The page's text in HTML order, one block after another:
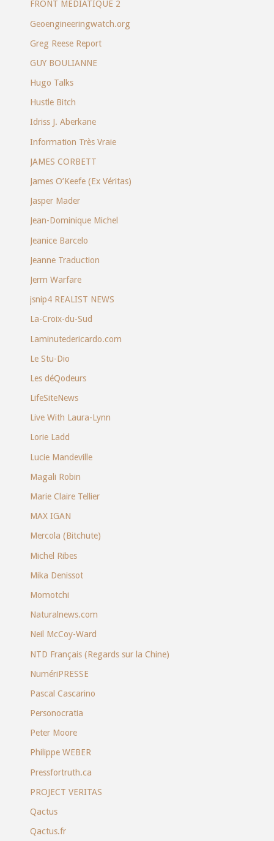
FRONT MEDIATIQUE 2
Geoengineeringwatch.org
Greg Reese Report
GUY BOULIANNE
Hugo Talks
Hustle Bitch
Idriss J. Aberkane
Information Très Vraie
JAMES CORBETT
James O’Keefe (Ex Véritas)
Jasper Mader
Jean-Dominique Michel
Jeanice Barcelo
Jeanne Traduction
Jerm Warfare
jsnip4 REALIST NEWS
La-Croix-du-Sud
Laminutedericardo.com
Le Stu-Dio
Les déQodeurs
LifeSiteNews
Live With Laura-Lynn
Lorie Ladd
Lucie Mandeville
Magali Robin
Marie Claire Tellier
MAX IGAN
Mercola (Bitchute)
Michel Ribes
Mika Denissot
Momotchi
Naturalnews.com
Neil McCoy-Ward
NTD Français (Regards sur la Chine)
NumériPRESSE
Pascal Cascarino
Personocratia
Peter Moore
Philippe WEBER
Pressfortruth.ca
PROJECT VERITAS
Qactus
Qactus.fr